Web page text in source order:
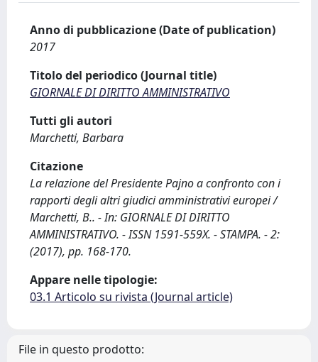
Anno di pubblicazione (Date of publication)
2017
Titolo del periodico (Journal title)
GIORNALE DI DIRITTO AMMINISTRATIVO
Tutti gli autori
Marchetti, Barbara
Citazione
La relazione del Presidente Pajno a confronto con i
rapporti degli altri giudici amministrativi europei /
Marchetti, B.. - In: GIORNALE DI DIRITTO
AMMINISTRATIVO. - ISSN 1591-559X. - STAMPA. - 2:
(2017), pp. 168-170.
Appare nelle tipologie:
03.1 Articolo su rivista (Journal article)
File in questo prodotto: